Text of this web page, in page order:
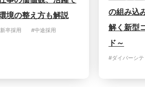
境の整え方も解説
卒採用 #中途採用
の組み込
解く新型
ド～
#ダイバーシテ